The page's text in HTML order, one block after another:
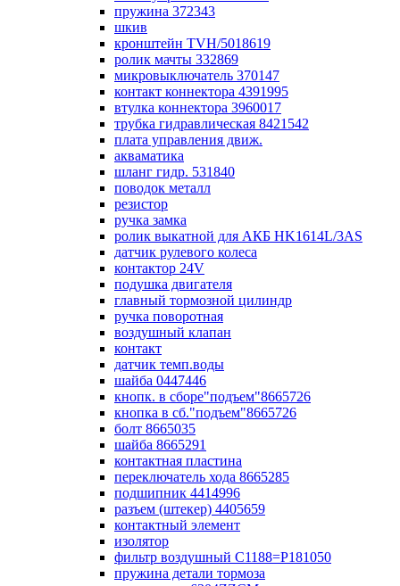
пружина 372343
шкив
кронштейн TVH/5018619
ролик мачты 332869
микровыключатель 370147
контакт коннектора 4391995
втулка коннектора 3960017
трубка гидравлическая 8421542
плата управления движ.
акваматика
шланг гидр. 531840
поводок металл
резистор
ручка замка
ролик выкатной для АКБ HK1614L/3AS
датчик рулевого колеса
контактор 24V
подушка двигателя
главный тормозной цилиндр
ручка поворотная
воздушный клапан
контакт
датчик темп.воды
шайба 0447446
кнопк. в сборе"подъем"8665726
кнопка в сб."подъем"8665726
болт 8665035
шайба 8665291
контактная пластина
переключатель хода 8665285
подшипник 4414996
разъем (штекер) 4405659
контактный элемент
изолятор
фильтр воздушный С1188=P181050
пружина детали тормоза